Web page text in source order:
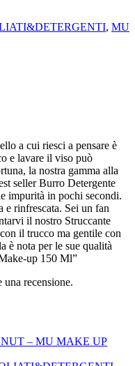
, MU
a cui riesci a pensare è
e lavare il viso può
la nostra gamma alla
seller Burro Detergente
impurità in pochi secondi.
e rinfrescata. Sei un fan
il nostro Struccante
il trucco ma gentile con
è nota per le sue qualità
up 150 Ml”
una recensione.